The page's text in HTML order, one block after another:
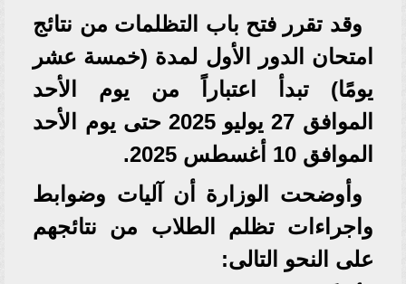
وقد تقرر فتح باب التظلمات من نتائج
امتحان الدور الأول لمدة (خمسة عشر
يومًا) تبدأ اعتباراً من يوم الأحد
الموافق 27 يوليو 2025 حتى يوم الأحد
الموافق 10 أغسطس 2025.
وأوضحت الوزارة أن آليات وضوابط
واجراءات تظلم الطلاب من نتائجهم
على النحو التالى: